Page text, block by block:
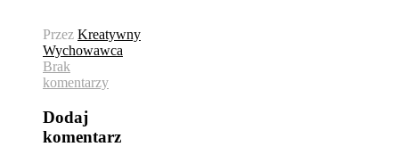
Przez Kreatywny
Wychowawca
Brak
komentarzy
Dodaj
komentarz